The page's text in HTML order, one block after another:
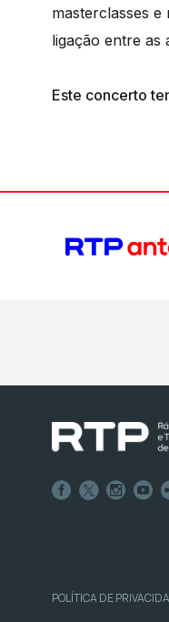
masterclasses
ligação entre as
Este concerto
POLÍTICA DE